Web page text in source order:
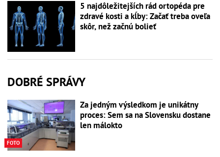
5 najdôležitejších rád ortopéda pre
zdravé kosti a kĺby: Začať treba oveľa
skôr, než začnú bolieť
DOBRÉ SPRÁVY
FOTO
Za jedným výsledkom je unikátny
proces: Sem sa na Slovensku dostane
len málokto